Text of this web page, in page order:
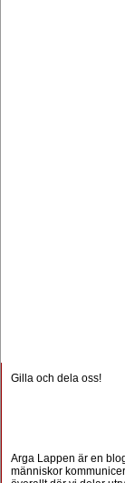
Gilla och dela oss!
Arga Lappen är en
människor